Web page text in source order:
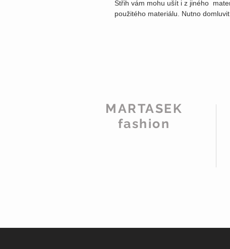
Střih vám mohu ušít i z jiného
použitého materiálu. Nutno
MARTASEK
fashion